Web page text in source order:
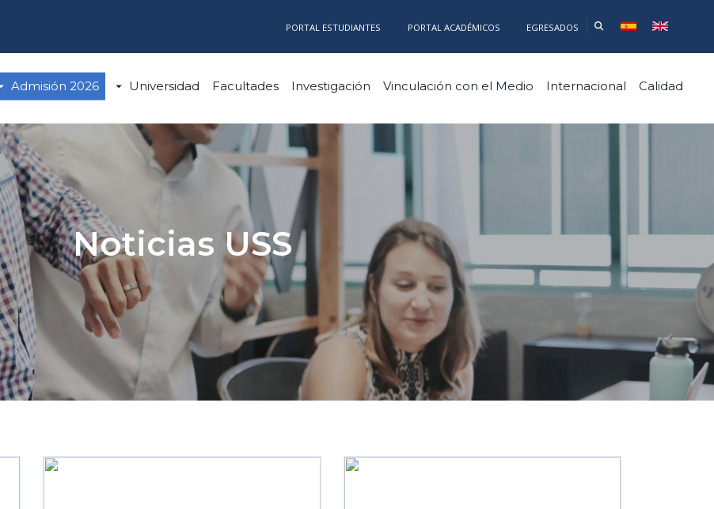
PORTAL ESTUDIANTES PORTAL ACADÉMICOS EGRESADOS
Admisión 2026 Universidad Facultades Investigación Vinculación con el Medio Internacional Calidad
Noticias USS